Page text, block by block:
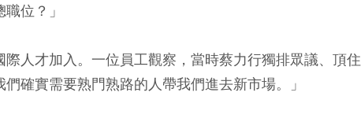
位？」
人才加入。一位員工觀察，當時蔡力行獨排眾議、頂住
確實需要熟門熟路的人帶我們進去新市場。」